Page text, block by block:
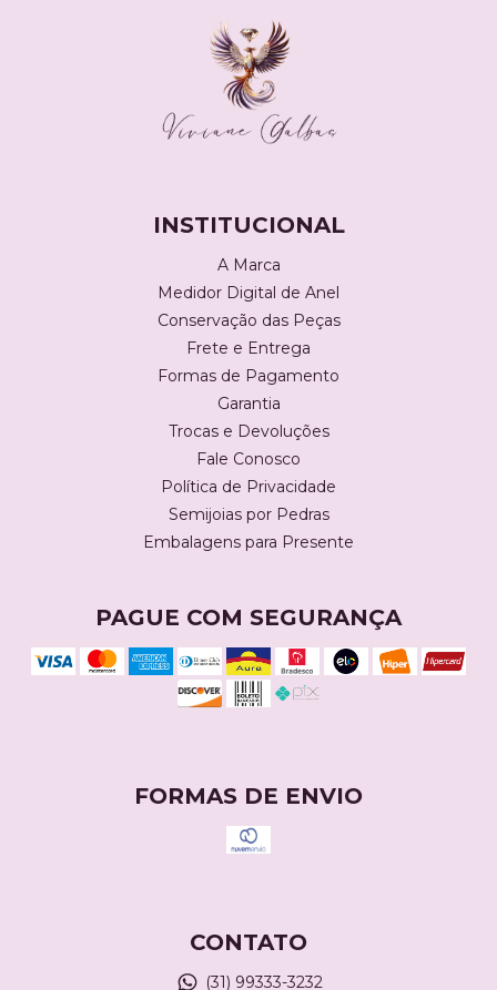
INSTITUCIONAL
A Marca
Medidor Digital de Anel
Conservação das Peças
Frete e Entrega
Formas de Pagamento
Garantia
Trocas e Devoluções
Fale Conosco
Política de Privacidade
Semijoias por Pedras
Embalagens para Presente
PAGUE COM SEGURANÇA
FORMAS DE ENVIO
CONTATO
(31) 99333-3232